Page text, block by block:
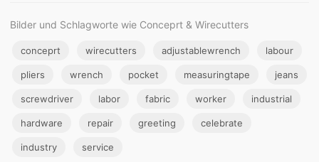
Bilder und Schlagworte wie Conceprt & Wirecutters
conceprt wirecutters adjustablewrench labour
pliers wrench pocket measuringtape jeans
screwdriver labor fabric worker industrial
hardware repair greeting celebrate
industry service